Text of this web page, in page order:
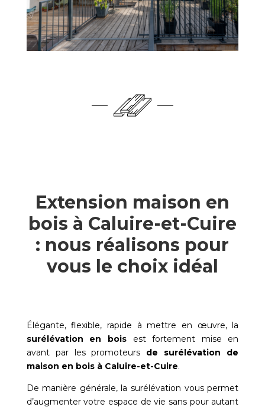
Extension maison en
bois à Caluire-et-Cuire
: nous réalisons pour
vous le choix idéal
Élégante, flexible, rapide à mettre en œuvre, la
surélévation en boisest fortement mise en
avant par les promoteurs de surélévation de
maison en bois à Caluire-et-Cuire.
De manière générale, la surélévation vous permet
d’augmenter votre espace de vie sans pour autant